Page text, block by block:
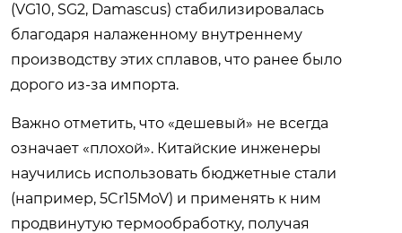
(VG10, SG2, Damascus) стабилизировалась
благодаря налаженному внутреннему
производству этих сплавов, что ранее было
дорого из-за импорта.
Важно отметить, что «дешевый» не всегда
означает «плохой». Китайские инженеры
научились использовать бюджетные стали
(например, 5Cr15MoV) и применять к ним
продвинутую термообработку, получая